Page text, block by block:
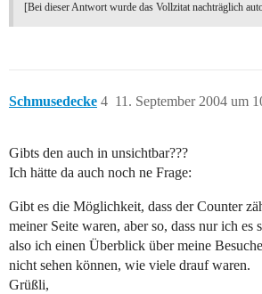
[Bei dieser Antwort wurde das Vollzitat nachträglich
Schmusedecke 11. September 2004 um
4
Gibts den auch in unsichtbar???
Ich hätte da auch noch ne Frage:
Gibt es die Möglichkeit, dass der Counter
meiner Seite waren, aber so, dass nur ich es
also ich einen Überblick über meine
nicht sehen können, wie viele drauf waren.
Grüßli,